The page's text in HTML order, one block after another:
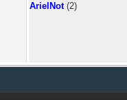
ArielNot(2)